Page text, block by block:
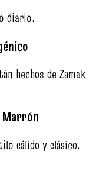
diario.
hechos de Zamak
cálido y clásico.